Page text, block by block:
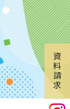
資
料
請
求